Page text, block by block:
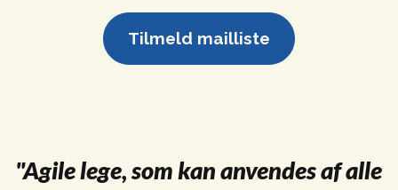
Tilmeld mailliste
"Agile lege, som kan anvendes af alle